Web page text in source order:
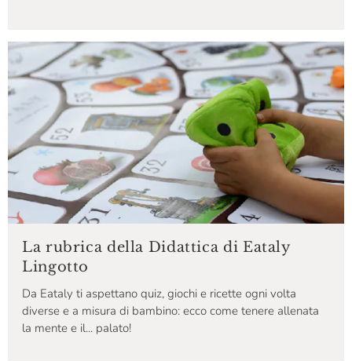
La rubrica della Didattica di Eataly
Lingotto
Da Eataly ti aspettano quiz, giochi e ricette ogni volta
diverse e a misura di bambino: ecco come tenere allenata
la mente e il... palato!